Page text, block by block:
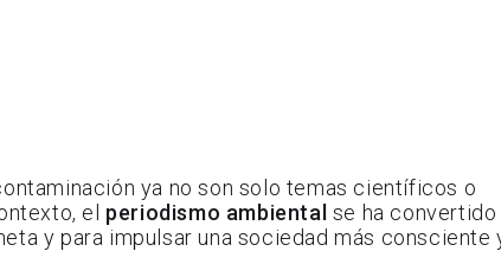
ya no son solo temas científicos o
el periodismo ambiental se ha convertido
y para impulsar una sociedad más consciente